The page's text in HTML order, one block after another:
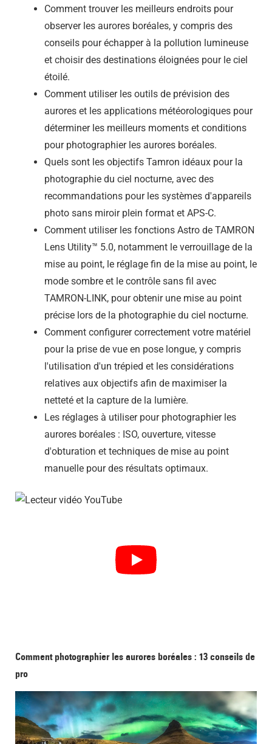
Comment trouver les meilleurs endroits pour
observer les aurores boréales, y compris des
conseils pour échapper à la pollution lumineuse
et choisir des destinations éloignées pour le ciel
étoilé.
Comment utiliser les outils de prévision des
aurores et les applications météorologiques pour
déterminer les meilleurs moments et conditions
pour photographier les aurores boréales.
Quels sont les objectifs Tamron idéaux pour la
photographie du ciel nocturne, avec des
recommandations pour les systèmes d'appareils
photo sans miroir plein format et APS-C.
Comment utiliser les fonctions Astro de TAMRON
Lens Utility™ 5.0, notamment le verrouillage de la
mise au point, le réglage fin de la mise au point, le
mode sombre et le contrôle sans fil avec
TAMRON-LINK, pour obtenir une mise au point
précise lors de la photographie du ciel nocturne.
Comment configurer correctement votre matériel
pour la prise de vue en pose longue, y compris
l'utilisation d'un trépied et les considérations
relatives aux objectifs afin de maximiser la
netteté et la capture de la lumière.
Les réglages à utiliser pour photographier les
aurores boréales : ISO, ouverture, vitesse
d'obturation et techniques de mise au point
manuelle pour des résultats optimaux.
Comment photographier les aurores boréales : 13 conseils de
pro